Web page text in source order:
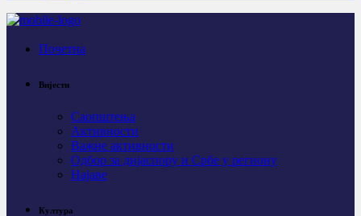
Почетна
Вијести
Саопштења
Активности
Важне активности
Одбор за дијаспору и Србе у региону
Најаве
Култура